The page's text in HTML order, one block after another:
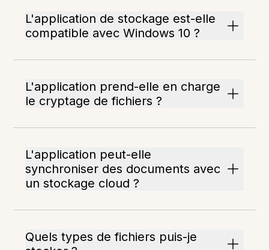
L'application de stockage est-elle
compatible avec Windows 10 ?
L'application prend-elle en charge
le cryptage de fichiers ?
L'application peut-elle
synchroniser des documents avec
un stockage cloud ?
Quels types de fichiers puis-je